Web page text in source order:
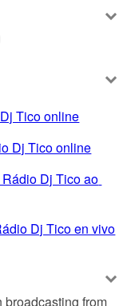
Tico online
Dj Tico online
Dj Tico ao
Dj Tico en vivo
from